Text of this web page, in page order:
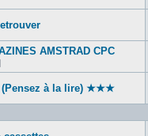
AMSTRAD CPC
(Pensez à la lire) ★★★